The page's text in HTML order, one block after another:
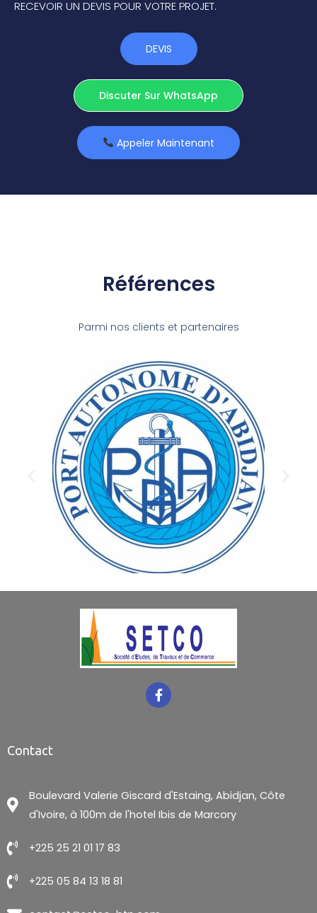
RECEVOIR UN DEVIS POUR VOTRE PROJET.
DEVIS
Discuter Sur WhatsApp
Appeler Maintenant
Références
Parmi nos clients et partenaires
Contact
Boulevard Valerie Giscard d'Estaing, Abidjan, Côte
d'Ivoire, à 100m de l'hotel Ibis de Marcory
+225 25 21 01 17 83
+225 05 84 13 18 81